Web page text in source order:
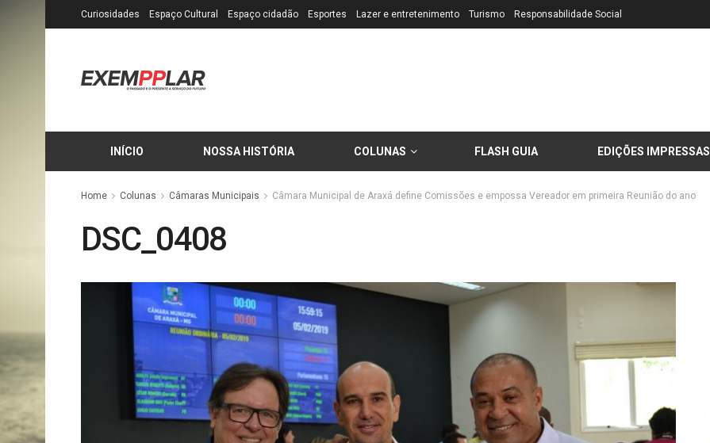
Curiosidades Espaço Cultural Espaço cidadão Esportes Lazer e entretenimento Turismo Responsabilidade Social
INÍCIO NOSSA HISTÓRIA COLUNAS FLASH GUIA EDIÇÕES IMPRESSAS
Home Colunas Câmaras Municipais Câmara Municipal de Araxá define Comissões e empossa Vereador em primeira Reunião do ano
DSC_0408